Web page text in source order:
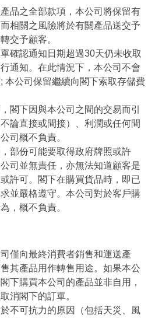
品之全部款項，本公司將保留有
相關之風險將於有關產品送交予
交予顧客。
確認通知日期超過30天仍未收取
通知。在此情況下，本公司不會
本公司保留繼續向閣下索取存儲費
閣下因與本公司之間的交易而引
論直接或間接）、利潤或任何間
司概不負責。
部份可能要取得政府牌照或許
司並無責任，亦無法知道顧客是
許可。閣下在購買貨品時，即已
並嚴格遵守。本公司對於客戶購
，概不負責。
僅向最終消費者銷售和運送產
其產品用作轉售用途。如果本公
下購買本公司的產品並非自用，
消閣下的訂單。
不可抗力的原因（包括天災、風